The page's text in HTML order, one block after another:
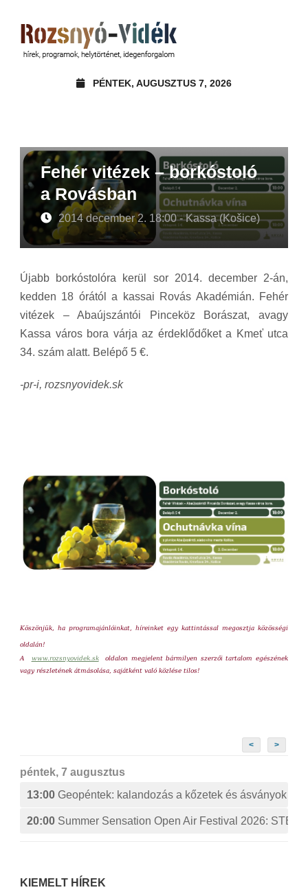
PÉNTEK, AUGUSZTUS 7, 2026
Fehér vitézek – borkóstoló
a Rovásban
2014 december 2. 18:00 - Kassa (Košice)
Újabb borkóstolóra kerül sor 2014. december 2-án,
kedden 18 órától a kassai Rovás Akadémián. Fehér
vitézek – Abaújszántói Pinceköz Borászat, avagy
Kassa város bora várja az érdeklődőket a Kmeť utca
34. szám alatt. Belépő 5 €.
-pr-i, rozsnyovidek.sk
Köszönjük, ha programajánlóinkat, híreinket egy kattintással megosztja közösségi
oldalán!
A
www.rozsnyovidek.sk
oldalon megjelent bármilyen szerzői tartalom egészének
vagy részletének átmásolása, sajátként való közlése tilos!
< >
péntek, 7 augusztus
13:00 Geopéntek: kalandozás a kőzetek és ásványok
20:00 Summer Sensation Open Air Festival 2026:
KIEMELT HÍREK